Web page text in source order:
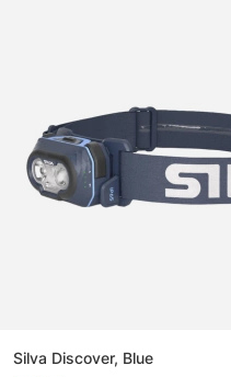
Silva Discover, Blue